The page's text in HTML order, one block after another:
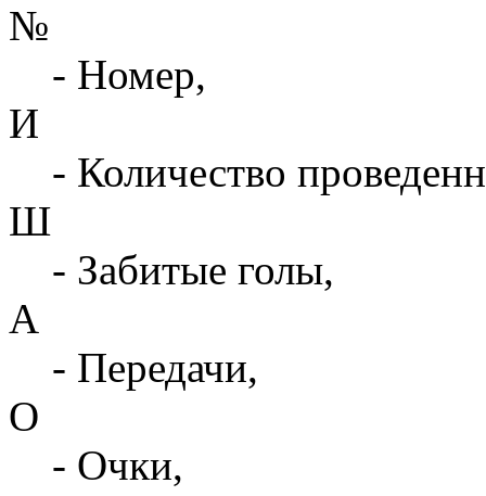
№
- Номер,
И
- Количество
Ш
- Забитые голы,
А
- Передачи,
О
- Очки,